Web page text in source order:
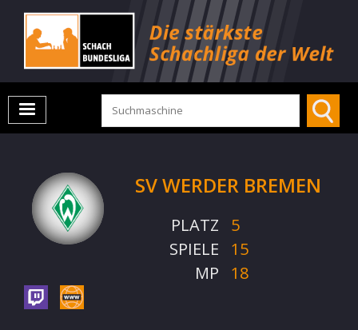
SV WERDER BREMEN
PLATZ
5
SPIELE
15
MP
18